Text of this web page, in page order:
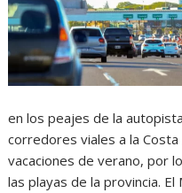
en los peajes de la
corredores viales a la
vacaciones de verano, por
las playas de la provincia.